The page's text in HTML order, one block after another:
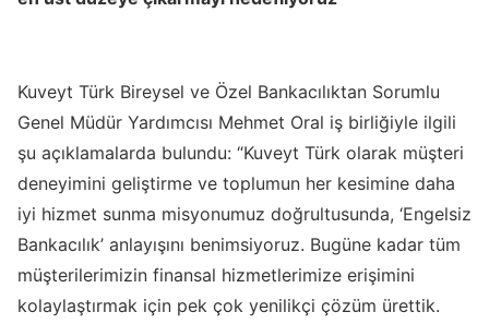
Kuveyt Türk Bireysel ve Özel Bankacılıktan Sorumlu
Genel Müdür Yardımcısı Mehmet Oral iş birliğiyle ilgili
şu açıklamalarda bulundu: “Kuveyt Türk olarak müşteri
deneyimini geliştirme ve toplumun her kesimine daha
iyi hizmet sunma misyonumuz doğrultusunda, ‘Engelsiz
Bankacılık’ anlayışını benimsiyoruz. Bugüne kadar tüm
müşterilerimizin finansal hizmetlerimize erişimini
kolaylaştırmak için pek çok yenilikçi çözüm ürettik.